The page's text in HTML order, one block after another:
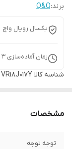
برند:Q&Q
یکسال رویال واچ
زمان آماده‌سازی 3
شناسه کالا VR18J017Y
مشخصات
توجه توجه